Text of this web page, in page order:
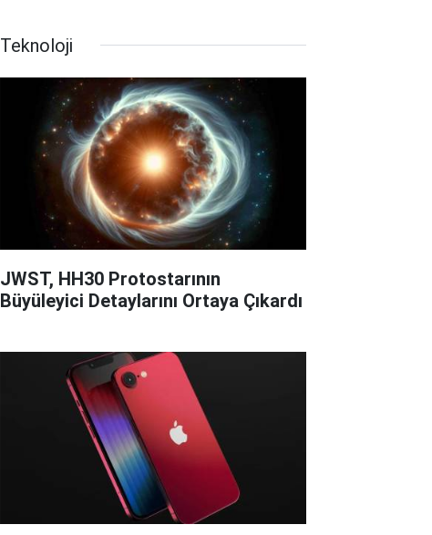
Teknoloji
JWST, HH30 Protostarının
Büyüleyici Detaylarını Ortaya Çıkardı